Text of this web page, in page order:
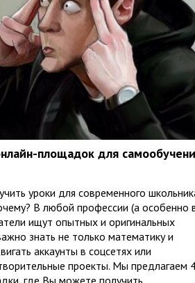
площадок для
уроки для современного
В любой профессии (а особенно
ищут опытных и оригинальных
знать не только математику и
аккаунты в соцсетях или
проекты. Мы предлагаем
где Вы можете получить